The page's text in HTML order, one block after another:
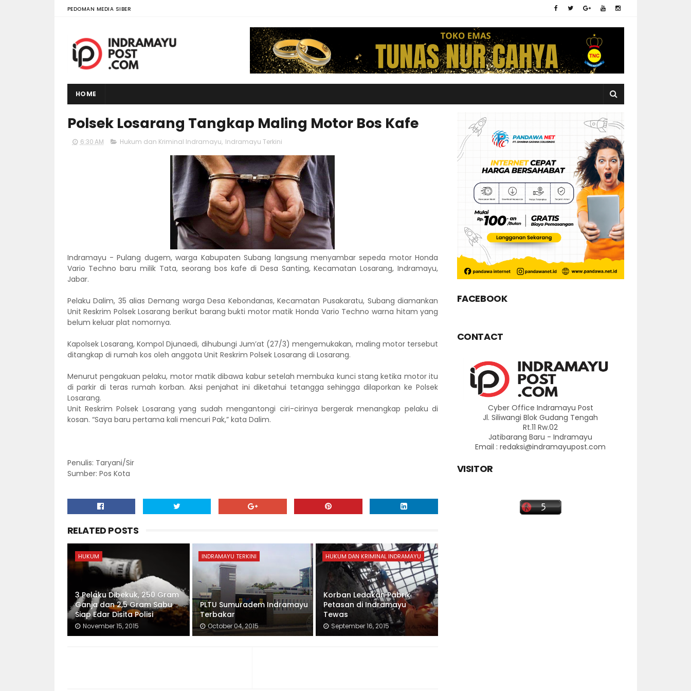
PEDOMAN MEDIA SIBER
HOME
Polsek Losarang Tangkap Maling Motor Bos Kafe
6:30 AM Hukum dan Kriminal Indramayu, Indramayu Terkini
Indramayu - Pulang dugem, warga Kabupaten Subang langsung menyambar sepeda motor Honda
Vario Techno baru milik Tata, seorang bos kafe di Desa Santing, Kecamatan Losarang, Indramayu,
Jabar.
Pelaku Dalim, 35 alias Demang warga Desa Kebondanas, Kecamatan Pusakaratu, Subang diamankan
Unit Reskrim Polsek Losarang berikut barang bukti motor matik Honda Vario Techno warna hitam yang
belum keluar plat nomornya.
Kapolsek Losarang, Kompol Djunaedi, dihubungi Jum’at (27/3) mengemukakan, maling motor tersebut
ditangkap di rumah kos oleh anggota Unit Reskrim Polsek Losarang di Losarang.
Menurut pengakuan pelaku, motor matik dibawa kabur setelah membuka kunci stang ketika motor itu
di parkir di teras rumah korban. Aksi penjahat ini diketahui tetangga sehingga dilaporkan ke Polsek
Losarang.
Unit Reskrim Polsek Losarang yang sudah mengantongi ciri-cirinya bergerak menangkap pelaku di
kosan. “Saya baru pertama kali mencuri Pak,” kata Dalim.
Penulis: Taryani/Sir
Sumber: Pos Kota
RELATED POSTS
HUKUM
3 Pelaku Dibekuk, 250 Gram
Ganja dan 2,5 Gram Sabu
Siap Edar Disita Polisi
November 15, 2015
INDRAMAYU TERKINI
PLTU Sumuradem Indramayu
Terbakar
October 04, 2015
HUKUM DAN KRIMINAL INDRAMAYU
Korban Ledakan Pabrik
Petasan di Indramayu
Tewas
September 16, 2015
FACEBOOK
CONTACT
Cyber Office Indramayu Post
Jl. Siliwangi Blok Gudang Tengah
Rt.11 Rw.02
Jatibarang Baru - Indramayu
Email : redaksi@indramayupost.com
VISITOR